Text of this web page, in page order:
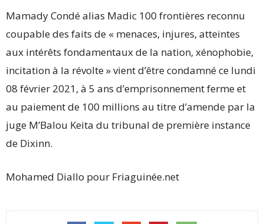
Mamady Condé alias Madic 100 frontières reconnu
coupable des faits de « menaces, injures, atteintes
aux intérêts fondamentaux de la nation, xénophobie,
incitation à la révolte » vient d’être condamné ce lundi
08 février 2021, à 5 ans d’emprisonnement ferme et
au paiement de 100 millions au titre d’amende par la
juge M’Balou Keita du tribunal de première instance
de Dixinn.
Mohamed Diallo pour Friaguinée.net